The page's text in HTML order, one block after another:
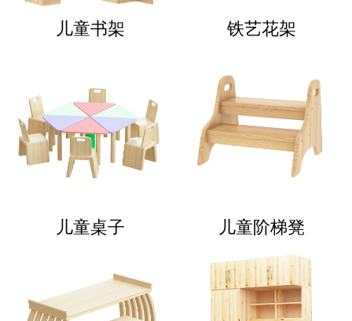
儿童书架 铁艺花架
儿童桌子 儿童阶梯凳